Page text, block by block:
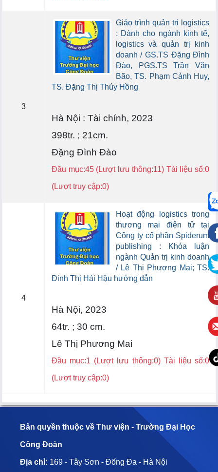
3
Giáo trình quản trị logistics
: Dành cho ngành kinh tế,
logistics và quản trị kinh
doanh / GS.TS Đặng Đình
Đào, PGS.TS Trần Văn
Bão, TS. Phạm Cảnh Huy,
TS. Đặng Thị Thúy Hồng
Hà Nội : Tài chính, 2023
398tr. ; 21cm.
Đặng Đình Đào
Đầu mục:45 (Lượt lưu thông:11) Tài liệu số:0
(Lượt truy cập:0)
4
Hoạt động logistics trong
thương mại điện tử tại
Công ty cổ phần Spiderum
publishing : Khóa luận
ngành Quản trị kinh doanh
/ Lê Thị Phương Mai; TS.
Đinh Thị Hải Hậu hướng dẫn
Hà Nội, 2023
64tr. ; 30 cm.
Lê Thị Phương Mai
Đầu mục:1 (Lượt lưu thông:0) Tài liệu số:0
(Lượt truy cập:0)
Bản quyền thuộc về Thư viện - Trường Đại Học
Công Đoàn
Địa chỉ: 169 - Tây Sơn - Đống Đa - Hà Nội